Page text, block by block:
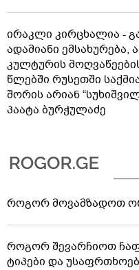
ირაკლი კირცხალია -
ადამიანი ემსახურება,
კულტურის
წლებში რუსეთში
შორის არიან
პაატა ბურჭულაძე
როგორ მოვამზადოთ
როგორ შევარჩიოთ
ტიპები და